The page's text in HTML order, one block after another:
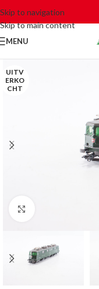
Skip to navigation
Skip to main content
MENU
UITV
ERKO
CHT